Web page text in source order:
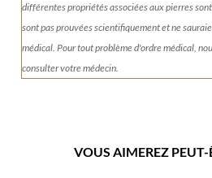
différentes propriétés associées aux pierres
sont pas prouvées scientifiquement et ne
médical. Pour tout problème d'ordre médical,
consulter votre médecin.
VOUS AIMEREZ